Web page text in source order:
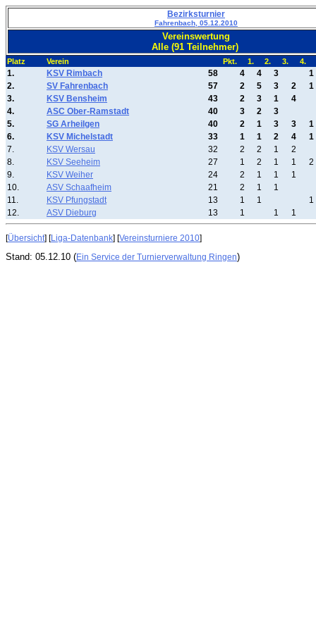
Bezirksturnier
Fahrenbach, 05.12.2010
Vereinswertung
Alle (91 Teilnehmer)
Platz Verein Pkt. 1. 2. 3. 4.
1. KSV Rimbach 58 4 4 3
1
2.
SV Fahrenbach 57 2 5 3 2
1
3.
KSV Bensheim 43 2 3 1
4
4.
ASC Ober-Ramstadt 40 3 2
3
5.
SG Arheilgen 40 2 1 3 3
1
6.
KSV Michelstadt 33 1 1 2 4
1
7.
KSV Wersau 32 2 2 1
2
8.
KSV Seeheim 27 1 2 1 1
2
9.
KSV Weiher 24 2 1 1
1
10.
ASV Schaafheim 21 2 1
1
11.
KSV Pfungstadt 13 1 1
1
12.
ASV Dieburg 13 1 1 1
[Übersicht] [Liga-Datenbank] [Vereinsturniere 2010]
Stand: 05.12.10 (Ein Service der Turnierverwaltung Ringen)